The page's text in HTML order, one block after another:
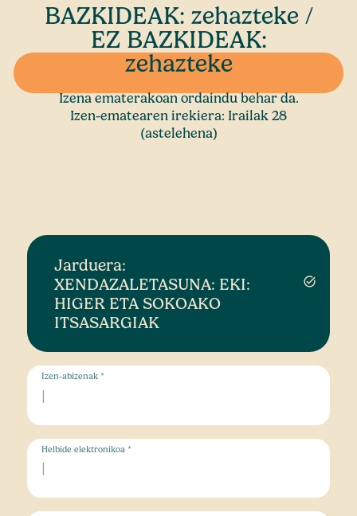
BAZKIDEAK: zehazteke /
EZ BAZKIDEAK:
zehazteke
Izena ematerakoan ordaindu behar da.
Izen-ematearen irekiera: Irailak 28
(astelehena)
Jarduera:
XENDAZALETASUNA: EKI:
HIGER ETA SOKOAKO
ITSASARGIAK
task_alt
Izen-abizenak *
Helbide elektronikoa *